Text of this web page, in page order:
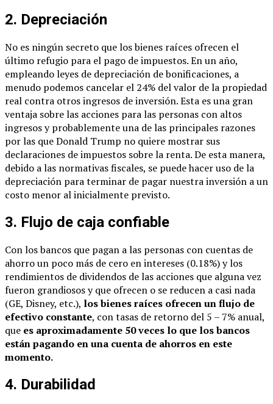
2. Depreciación
No es ningún secreto que los bienes raíces ofrecen el
último refugio para el pago de impuestos. En un año,
empleando leyes de depreciación de bonificaciones, a
menudo podemos cancelar el 24% del valor de la propiedad
real contra otros ingresos de inversión. Esta es una gran
ventaja sobre las acciones para las personas con altos
ingresos y probablemente una de las principales razones
por las que Donald Trump no quiere mostrar sus
declaraciones de impuestos sobre la renta. De esta manera,
debido a las normativas fiscales, se puede hacer uso de la
depreciación para terminar de pagar nuestra inversión a un
costo menor al inicialmente previsto.
3. Flujo de caja confiable
Con los bancos que pagan a las personas con cuentas de
ahorro un poco más de cero en intereses (0.18%) y los
rendimientos de dividendos de las acciones que alguna vez
fueron grandiosos y que ofrecen o se reducen a casi nada
(GE, Disney, etc.), los bienes raíces ofrecen un flujo de
efectivo constante, con tasas de retorno del 5 – 7% anual,
que es aproximadamente 50 veces lo que los bancos
están pagando en una cuenta de ahorros en este
momento.
4. Durabilidad